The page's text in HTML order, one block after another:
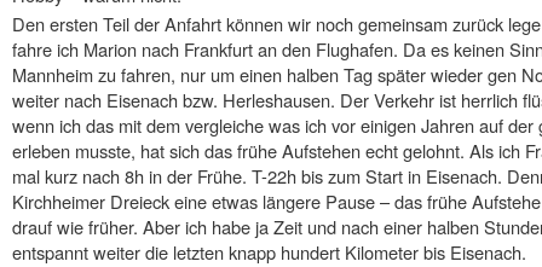
Den ersten Teil der Anfahrt können wir noch gemeinsam zurück
fahre ich Marion nach Frankfurt an den Flughafen. Da es keinen
Mannheim zu fahren, nur um einen halben Tag später wieder gen
weiter nach Eisenach bzw. Herleshausen. Der Verkehr ist herrlich
wenn ich das mit dem vergleiche was ich vor einigen Jahren auf
erleben musste, hat sich das frühe Aufstehen echt gelohnt. Als ich
mal kurz nach 8h in der Frühe. T-22h bis zum Start in Eisenach.
Kirchheimer Dreieck eine etwas längere Pause – das frühe
drauf wie früher. Aber ich habe ja Zeit und nach einer halben
entspannt weiter die letzten knapp hundert Kilometer bis Eisenach.